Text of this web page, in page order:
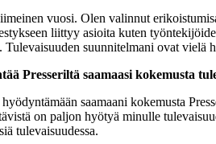
vuosi. Olen valinnut
liittyy asioita kuten
suunnitelmani ovat vielä
Presseriltä saamaasi kokemusta
saamaani kokemusta
on paljon hyötyä minulle
tulevaisuudessa.